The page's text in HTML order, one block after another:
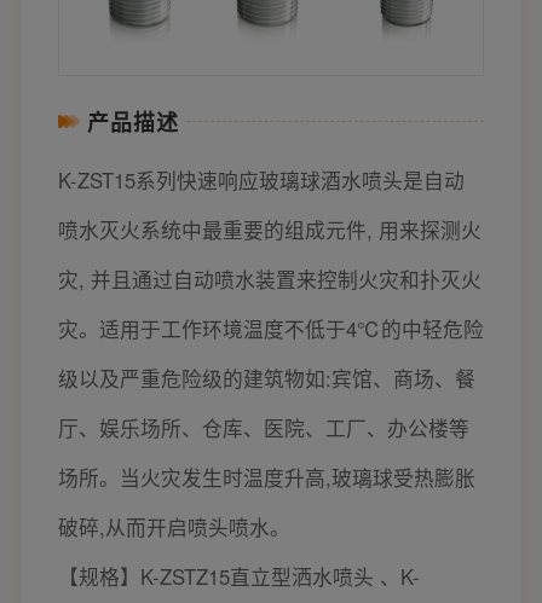
产品描述
K-ZST15系列快速响应玻璃球酒水喷头是自动
喷水灭火系统中最重要的组成元件, 用来探测火
灾, 并且通过自动喷水装置来控制火灾和扑灭火
灾。适用于工作环境温度不低于4℃的中轻危险
级以及严重危险级的建筑物如:宾馆、商场、餐
厅、娱乐场所、仓库、医院、工厂、办公楼等
场所。当火灾发生时温度升高,玻璃球受热膨胀
破碎,从而开启喷头喷水。
【规格】K-ZSTZ15直立型洒水喷头 、K-